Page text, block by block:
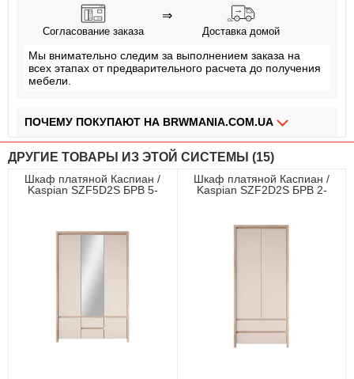
Согласование заказа
⇒
Доставка домой
Мы внимательно следим за выполнением заказа на
всех этапах от предварительного расчета до получения
мебели.
ПОЧЕМУ ПОКУПАЮТ НА BRWMANIA.COM.UA
ДОСТАВКА ЗА 2 ДНЯ
ПЛАТИ АВАНС, А ОСТАЛЬНОЕ ПРИ ПОЛУЧЕНИИ
ДРУГИЕ ТОВАРЫ ИЗ ЭТОЙ СИСТЕМЫ (15)
Шкаф платяной Каспиан /
Kaspian SZF5D2S БРВ 5-
Шкаф платяной Каспиан /
Kaspian SZF2D2S БРВ 2-